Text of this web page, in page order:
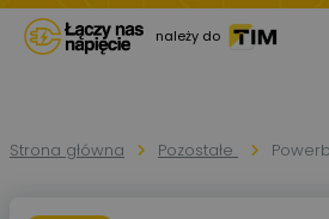
należy do
Strona główna Pozostałe